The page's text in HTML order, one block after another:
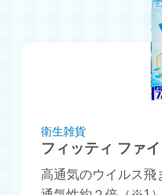
衛生雑貨
フィッティ ファ
高通気のウイルス飛